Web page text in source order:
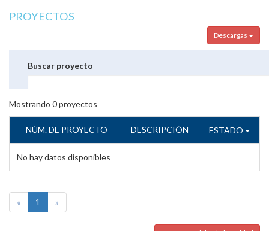
PROYECTOS
Descargas
Buscar proyecto
Mostrando 0proyectos
NÚM. DE PROYECTO DESCRIPCIÓN ESTADO
No hay datos disponibles
« 1 »